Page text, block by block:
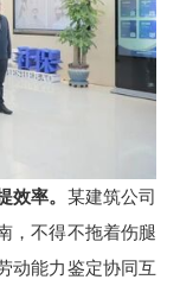
效率。 某建筑公司
，不得不拖着伤腿
动能力鉴定协同互